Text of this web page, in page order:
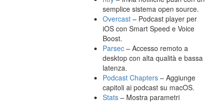
semplice sistema open source.
Overcast – Podcast player per
iOS con Smart Speed e Voice
Boost.
Parsec – Accesso remoto a
desktop con alta qualità e bassa
latenza.
Podcast Chapters – Aggiunge
capitoli ai podcast su macOS.
Stats – Mostra parametri